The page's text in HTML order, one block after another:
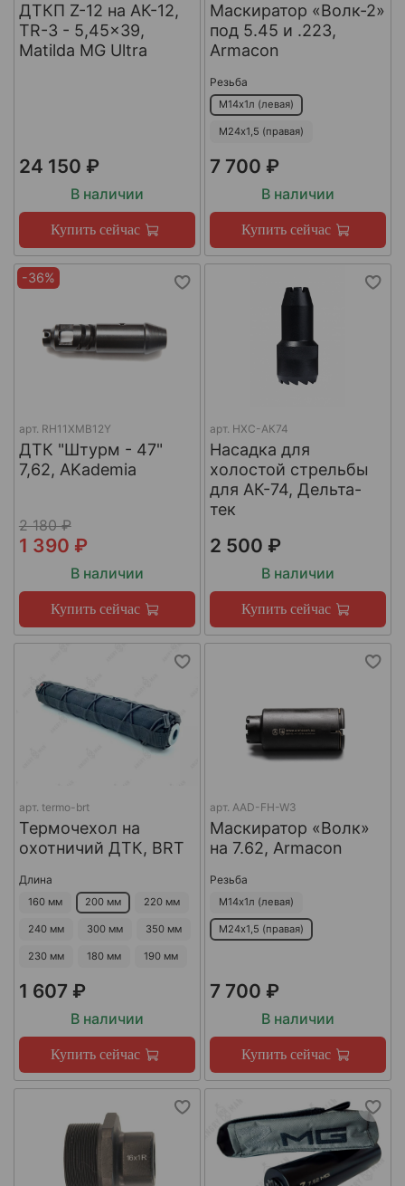
ДТКП Z-12 на АК-12,
TR-3 - 5,45x39,
Matilda MG Ultra
24 150 ₽
В наличии
Купить сейчас
Маскиратор «Волк-2»
под 5.45 и .223,
Armacon
Резьба
М14х1л (левая)
М24х1,5 (правая)
7 700 ₽
В наличии
Купить сейчас
-36%
арт. RH11XMB12Y
ДТК "Штурм - 47"
7,62, AKademia
2 180 ₽
1 390 ₽
В наличии
Купить сейчас
арт. НХС-АК74
Насадка для
холостой стрельбы
для АК-74, Дельта-
тек
2 500 ₽
В наличии
Купить сейчас
арт. termo-brt
Термочехол на
охотничий ДТК, BRT
Длина
160 мм 200 мм 220 мм
240 мм 300 мм 350 мм
230 мм 180 мм 190 мм
1 607 ₽
В наличии
Купить сейчас
арт. AAD-FH-W3
Маскиратор «Волк»
на 7.62, Armacon
Резьба
М14х1л (левая)
М24х1,5 (правая)
7 700 ₽
В наличии
Купить сейчас